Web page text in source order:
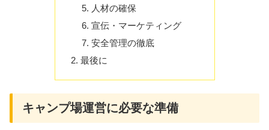
人材の確保
宣伝・マーケティング
安全管理の徹底
最後に
キャンプ場運営に必要な準備